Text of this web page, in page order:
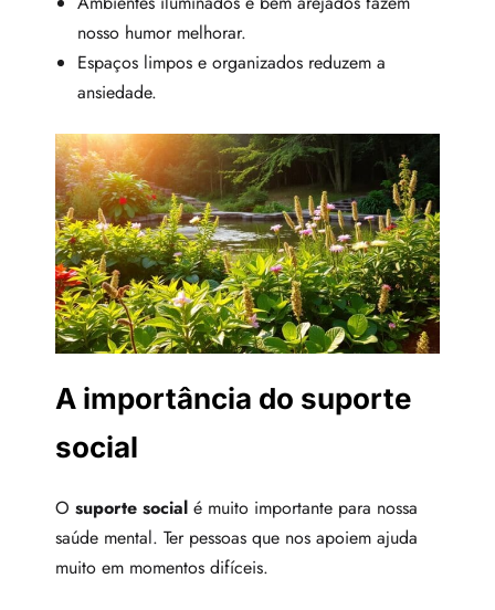
nosso humor melhorar.
Espaços limpos e organizados reduzem a
ansiedade.
A importância do suporte
social
O suporte social é muito importante para nossa
saúde mental. Ter pessoas que nos apoiem ajuda
muito em momentos difíceis.